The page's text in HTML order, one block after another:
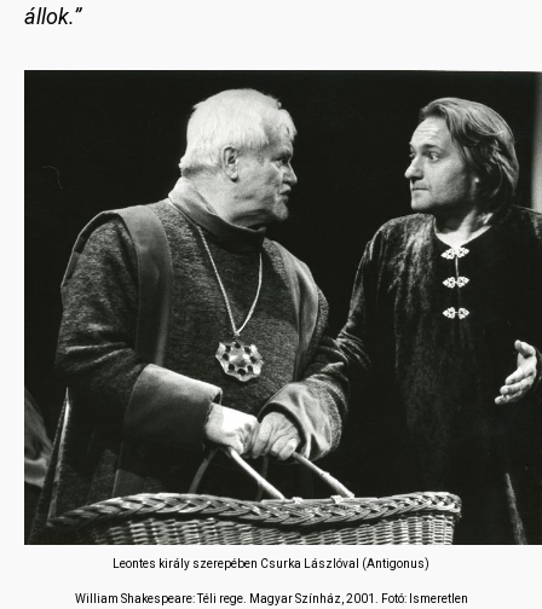
állok.”
Leontes király szerepében Csurka Lászlóval (Antigonus)
William Shakespeare: Téli rege. Magyar Színház, 2001. Fotó: Ismeretlen